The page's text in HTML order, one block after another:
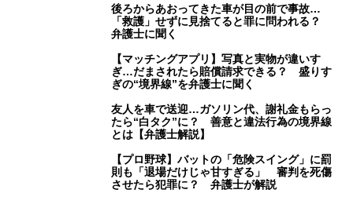
後ろからあおってきた車が目の前で事故…
「救護」せずに見捨てると罪に問われる？
弁護士に聞く
【マッチングアプリ】写真と実物が違いす
ぎ…だまされたら賠償請求できる？ 盛りす
ぎの“境界線”を弁護士に聞く
友人を車で送迎…ガソリン代、謝礼金もらっ
たら“白タク”に？ 善意と違法行為の境界線
とは【弁護士解説】
【プロ野球】バットの「危険スイング」に罰
則も「退場だけじゃ甘すぎる」 審判を死傷
させたら犯罪に？ 弁護士が解説